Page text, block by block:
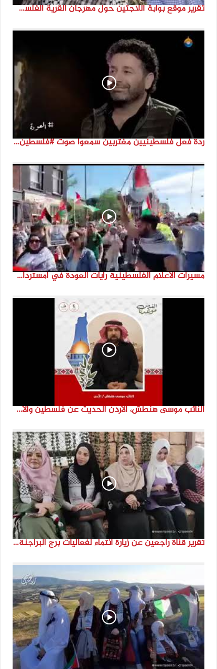
تقرير موقع بوابة اللاجئين حول مهرجان القرية الفلسطينية ( السميرية بلدتي)
ردة فعل فلسطينيين مغتربين سمعوا صوت #فلسطين لأول مرة #نتماء2022 #القدس_موعدنا #النكبة74
مسيرات الاعلام الفلسطينية رايات العودة في امستردام #النكبة74 #انتماء2022 #القدس_موعدنا
النائب موسى هنطش، الأردن الحديث عن فلسطين والاقصى هو عنصر تحدي من تحديات الأُمة في تاريخها الطويل. #انتماء2022
تقرير قناة راجعين عن زيارة انتماء لفعاليات برج البراجنة اعداد جنى شحرور